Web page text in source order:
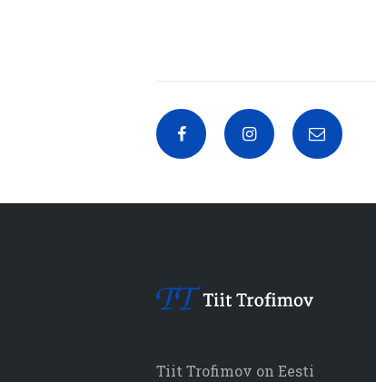
Tiit Trofimov on Eesti